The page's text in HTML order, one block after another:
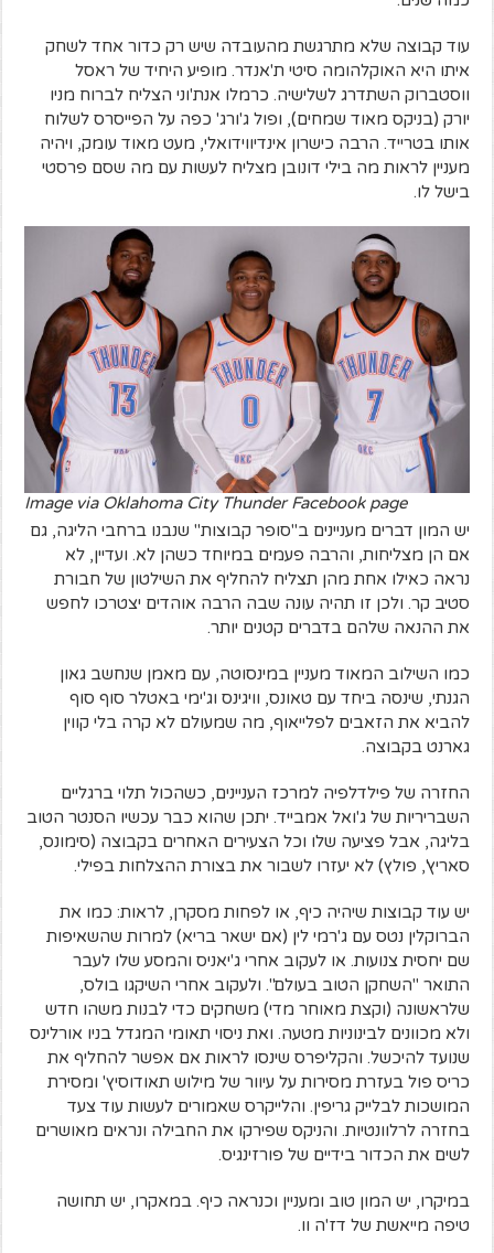
עוד קבוצה שלא מתרגשת מהעובדה שיש רק כדור אחד לשחק
איתו היא האוקלהומה סיטי ת'אנדר. מופיע היחיד של ראסל
ווסטברוק השתדרג לשלישיה. כרמלו אנת'וני הצליח לברוח מניו
יורק (בניקס מאוד שמחים), ופול ג'ורג' כפה על הפייסרס לשלוח
אותו בטרייד. הרבה כישרון אינדיווידואלי, מעט מאוד עומק, ויהיה
מעניין לראות מה בילי דונובן מצליח לעשות עם מה שסם פרסטי
בישל לו.
Image via Oklahoma City Thunder Facebook page
יש המון דברים מעניינים ב"סופר קבוצות" שנבנו ברחבי הליגה, גם
אם הן מצליחות, והרבה פעמים במיוחד כשהן לא. ועדיין, לא
נראה כאילו אחת מהן תצליח להחליף את השילטון של חבורת
סטיב קר. ולכן זו תהיה עונה שבה הרבה אוהדים יצטרכו לחפש
את ההנאה שלהם בדברים קטנים יותר.
כמו השילוב המאוד מעניין במינסוטה, עם מאמן שנחשב גאון
הגנתי, שינסה ביחד עם טאונס, וויגינס וג'ימי באטלר סוף סוף
להביא את הזאבים לפלייאוף, מה שמעולם לא קרה בלי קווין
גארנט בקבוצה.
החזרה של פילדלפיה למרכז העניינים, כשהכול תלוי ברגליים
השבריריות של ג'ואל אמבייד. יתכן שהוא כבר עכשיו הסנטר הטוב
בליגה, אבל פציעה שלו וכל הצעירים האחרים בקבוצה (סימונס,
סאריץ', פולץ) לא יעזרו לשבור את בצורת ההצלחות בפילי.
יש עוד קבוצות שיהיה כיף, או לפחות מסקרן, לראות: כמו את
הברוקלין נטס עם ג'רמי לין (אם ישאר בריא) למרות שהשאיפות
שם יחסית צנועות. או לעקוב אחרי ג'יאניס והמסע שלו לעבר
התואר "השחקן הטוב בעולם". ולעקוב אחרי השיקגו בולס,
שלראשונה (וקצת מאוחר מדי) משחקים כדי לבנות משהו חדש
ולא מכוונים לבינוניות מטעה. ואת ניסוי תאומי המגדל בניו אורלינס
שנועד להיכשל. והקליפרס שינסו לראות אם אפשר להחליף את
כריס פול בעזרת מסירות על עיוור של מילוש תאודוסיץ' ומסירת
המושכות לבלייק גריפין. והלייקרס שאמורים לעשות עוד צעד
בחזרה לרלוונטיות. והניקס שפירקו את החבילה ונראים מאושרים
לשים את הכדור בידיים של פורזינגיס.
במיקרו, יש המון טוב ומעניין וכנראה כיף. במאקרו, יש תחושה
טיפה מייאשת של דז'ה וו.